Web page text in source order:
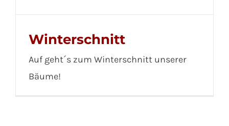
Winterschnitt
Auf geht´s zum Winterschnitt unserer
Bäume!